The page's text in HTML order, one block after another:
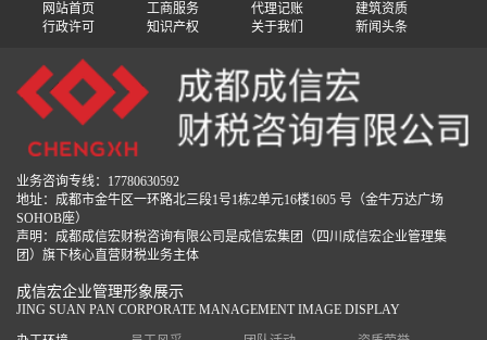
网站首页 工商服务 代理记账
建筑资质
行政许可
知识产权 关于我们 新闻头条
业务咨询专线：17780630592
地址：成都市金牛区一环路北三段1号1栋2单元16楼1605 号（金牛万达广场
SOHOB座）
声明：成都成信宏财税咨询有限公司是成信宏集团（四川成信宏企业管理集
团）旗下核心直营财税业务主体
成信宏企业管理形象展示
JING SUAN PAN CORPORATE MANAGEMENT IMAGE DISPLAY